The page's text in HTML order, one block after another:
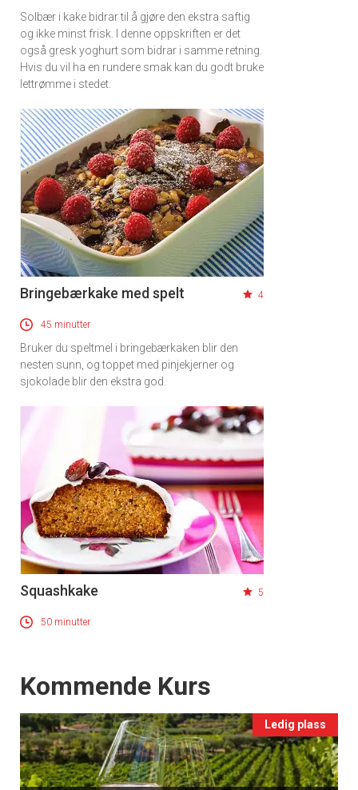
Solbær i kake bidrar til å gjøre den ekstra saftig
og ikke minst frisk. I denne oppskriften er det
også gresk yoghurt som bidrar i samme retning.
Hvis du vil ha en rundere smak kan du godt bruke
lettrømme i stedet.
Bringebærkake med spelt 4
45 minutter
Bruker du speltmel i bringebærkaken blir den
nesten sunn, og toppet med pinjekjerner og
sjokolade blir den ekstra god.
Squashkake 5
50 minutter
Events
Kommende Kurs
Ledig plass